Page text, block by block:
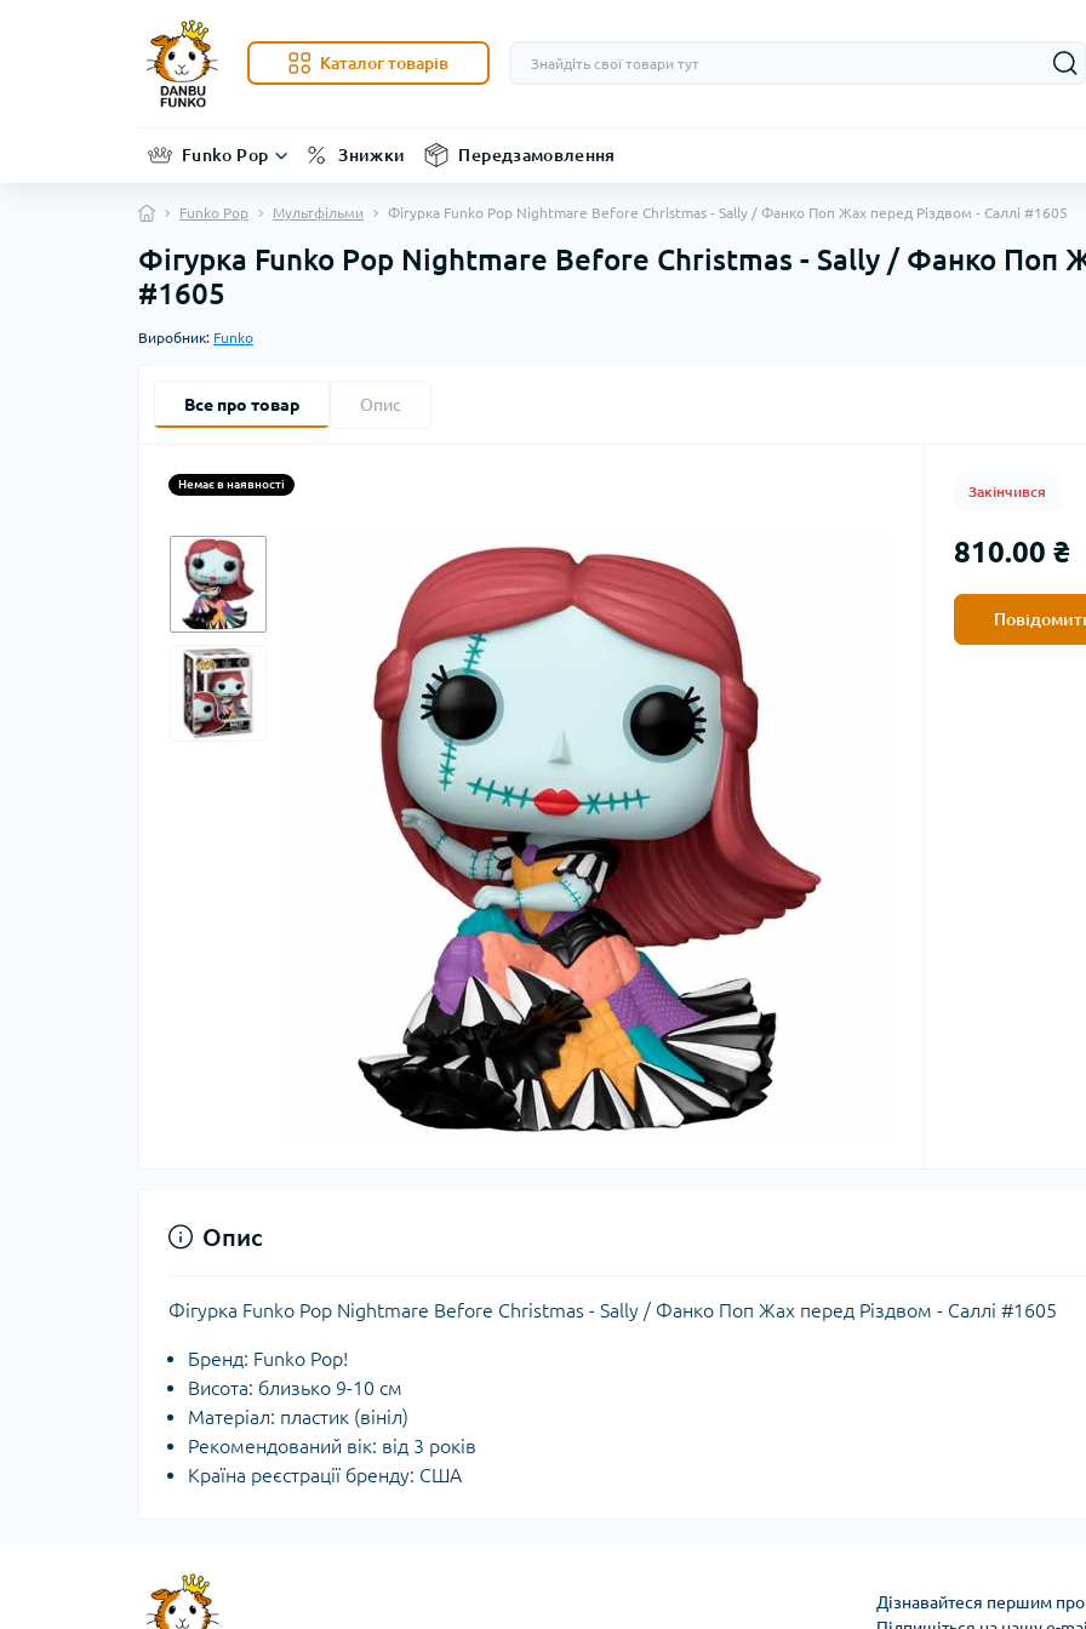
Каталог товарів
Funko Pop Знижки Передзамовлення
Funko Pop Мультфільми Фігурка Funko Pop Nightmare Before Christmas - Sally / Фанко Поп Жах перед Різдвом - Саллі #1605
Фігурка Funko Pop Nightmare Before Christmas - Sally / Фанко Поп
#1605
Виробник: Funko
Все про товар Опис
Немає в наявності Закінчився
810.00 ₴
Опис
Фігурка Funko Pop Nightmare Before Christmas - Sally / Фанко Поп Жах перед Різдвом - Саллі #1605
Бренд: Funko Pop!
Висота: близько 9-10 см
Матеріал: пластик (вініл)
Рекомендований вік: від 3 років
Країна реєстрації бренду: США
Дізнавайтеся першим про